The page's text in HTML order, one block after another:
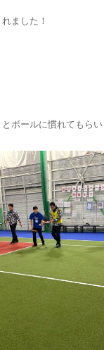
ました！
ボールに慣れてもらい